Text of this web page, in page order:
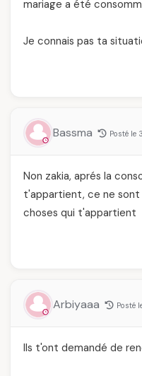
mariage a été
Je connais pas ta
Bassma Posté le
Non zakia, aprés la
t'appartient, ce ne sont
choses qui t'appartient
Arbiyaaa Posté
Ils t'ont demandé de